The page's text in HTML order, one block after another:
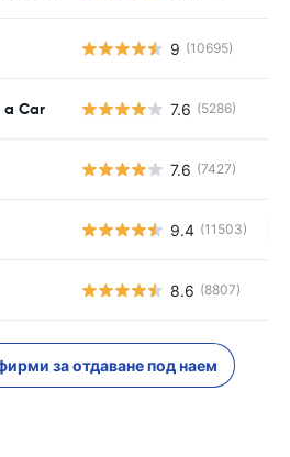
9 (10695)
a Car 7.6 (5286)
7.6 (7427)
9.4 (11503)
8.6 (8807)
за отдаване под наем